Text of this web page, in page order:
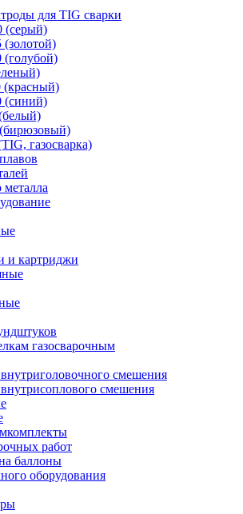
для TIG сварки
газосварка)
и картриджи
газосварочным
смешения
смешения
работ
баллоны
оборудования